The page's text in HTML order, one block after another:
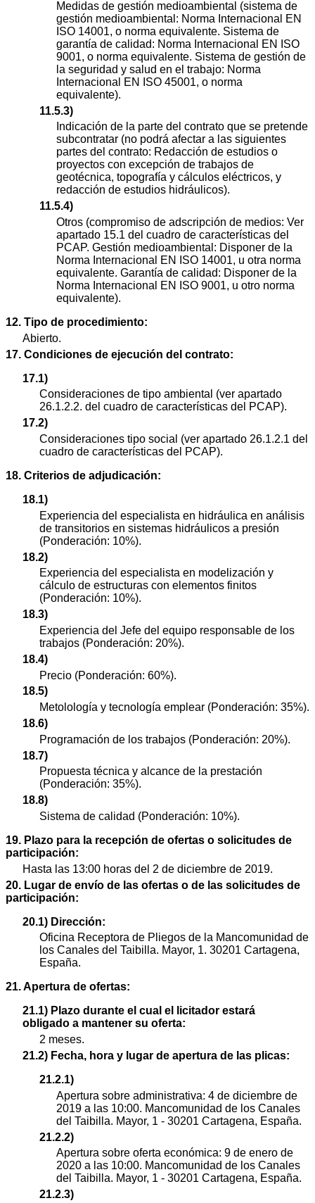
Medidas de gestión medioambiental (sistema de
gestión medioambiental: Norma Internacional EN
ISO 14001, o norma equivalente. Sistema de
garantía de calidad: Norma Internacional EN ISO
9001, o norma equivalente. Sistema de gestión de
la seguridad y salud en el trabajo: Norma
Internacional EN ISO 45001, o norma
equivalente).
11.5.3)
Indicación de la parte del contrato que se pretende
subcontratar (no podrá afectar a las siguientes
partes del contrato: Redacción de estudios o
proyectos con excepción de trabajos de
geotécnica, topografía y cálculos eléctricos, y
redacción de estudios hidráulicos).
11.5.4)
Otros (compromiso de adscripción de medios: Ver
apartado 15.1 del cuadro de características del
PCAP. Gestión medioambiental: Disponer de la
Norma Internacional EN ISO 14001, u otra norma
equivalente. Garantía de calidad: Disponer de la
Norma Internacional EN ISO 9001, u otro norma
equivalente).
12. Tipo de procedimiento:
Abierto.
17. Condiciones de ejecución del contrato:
17.1)
Consideraciones de tipo ambiental (ver apartado
26.1.2.2. del cuadro de características del PCAP).
17.2)
Consideraciones tipo social (ver apartado 26.1.2.1 del
cuadro de características del PCAP).
18. Criterios de adjudicación:
18.1)
Experiencia del especialista en hidráulica en análisis
de transitorios en sistemas hidráulicos a presión
(Ponderación: 10%).
18.2)
Experiencia del especialista en modelización y
cálculo de estructuras con elementos finitos
(Ponderación: 10%).
18.3)
Experiencia del Jefe del equipo responsable de los
trabajos (Ponderación: 20%).
18.4)
Precio (Ponderación: 60%).
18.5)
Metolología y tecnología emplear (Ponderación: 35%).
18.6)
Programación de los trabajos (Ponderación: 20%).
18.7)
Propuesta técnica y alcance de la prestación
(Ponderación: 35%).
18.8)
Sistema de calidad (Ponderación: 10%).
19. Plazo para la recepción de ofertas o solicitudes de
participación:
Hasta las 13:00 horas del 2 de diciembre de 2019.
20. Lugar de envío de las ofertas o de las solicitudes de
participación:
20.1) Dirección:
Oficina Receptora de Pliegos de la Mancomunidad de
los Canales del Taibilla. Mayor, 1. 30201 Cartagena,
España.
21. Apertura de ofertas:
21.1) Plazo durante el cual el licitador estará
obligado a mantener su oferta:
2 meses.
21.2) Fecha, hora y lugar de apertura de las plicas:
21.2.1)
Apertura sobre administrativa: 4 de diciembre de
2019 a las 10:00. Mancomunidad de los Canales
del Taibilla. Mayor, 1 - 30201 Cartagena, España.
21.2.2)
Apertura sobre oferta económica: 9 de enero de
2020 a las 10:00. Mancomunidad de los Canales
del Taibilla. Mayor, 1 - 30201 Cartagena, España.
21.2.3)